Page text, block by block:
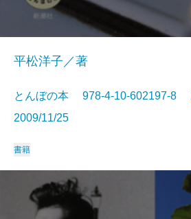
平松洋子／著
とんぼの本 978-4-10-602197-8
2009/11/25
書籍